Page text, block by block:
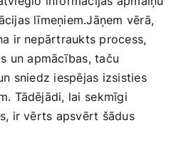
līmeņiem.Jāņem vērā,
ir nepārtraukts process,
un apmācības, taču
sniedz iespējas izsisties
⁢Tādējādi, lai⁢ sekmīgi
ir vērts apsvērt šādus⁢